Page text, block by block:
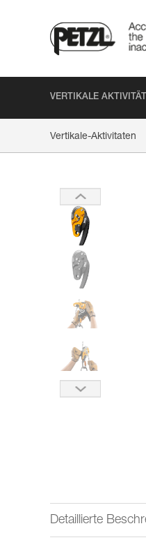
VERTIKALE
Vertikale-Aktivitaten
Detaillierte